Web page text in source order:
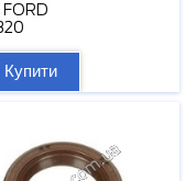
FORD
Купити